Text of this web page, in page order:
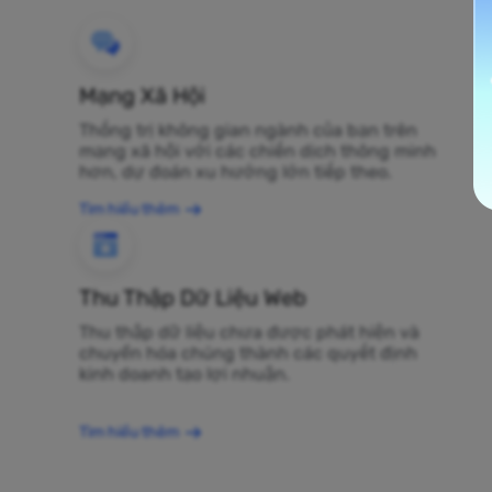
Mạng Xã Hội
Thống trị không gian ngành của bạn trên
mạng xã hội với các chiến dịch thông minh
hơn, dự đoán xu hướng lớn tiếp theo.
Tìm hiểu thêm
Thu Thập Dữ Liệu Web
Thu thập dữ liệu chưa được phát hiện và
chuyển hóa chúng thành các quyết định
kinh doanh tạo lợi nhuận.
Tìm hiểu thêm